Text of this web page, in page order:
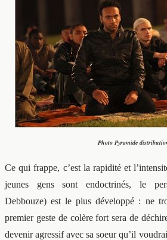
Photo Pyramide
Ce qui frappe, c’est la rapidité et
jeunes gens sont endoctrinés, le
Debbouze) est le plus développé : ne
premier geste de colère fort sera de
devenir agressif avec sa soeur qu’il